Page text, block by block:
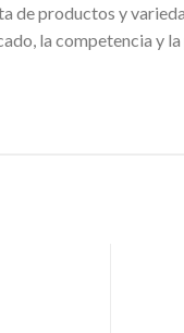
de productos y
la competencia y